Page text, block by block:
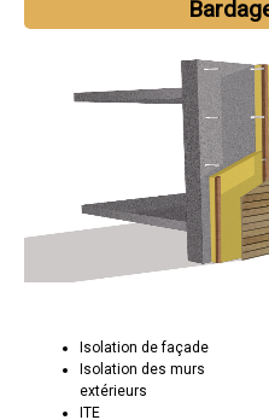
Isolation de façade
Isolation des murs
extérieurs
ITE